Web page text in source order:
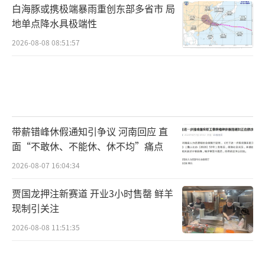
白海豚或携极端暴雨重创东部多省市 局
地单点降水具极端性
2026-08-08 08:51:57
带薪错峰休假通知引争议 河南回应 直
面“不敢休、不能休、休不均”痛点
2026-08-07 16:04:34
贾国龙押注新赛道 开业3小时售罄 鲜羊
现制引关注
2026-08-08 11:51:35